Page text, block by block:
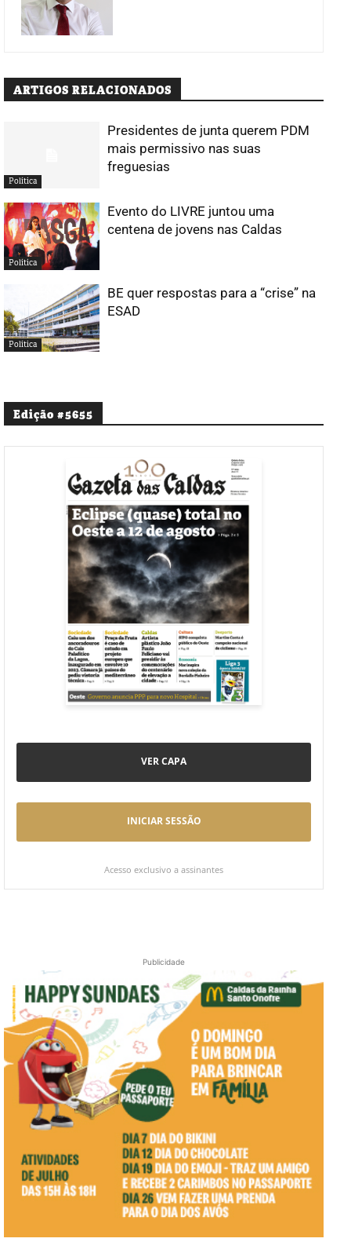
ARTIGOS RELACIONADOS
Política
Presidentes de junta querem PDM
mais permissivo nas suas
freguesias
Política
Evento do LIVRE juntou uma
centena de jovens nas Caldas
Política
BE quer respostas para a “crise” na
ESAD
Edição #5655
VER CAPA
INICIAR SESSÃO
Acesso exclusivo a assinantes
Publicidade